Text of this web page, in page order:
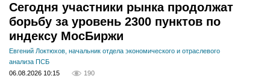
Сегодня участники рынка продолжат
борьбу за уровень 2300 пунктов по
индексу МосБиржи
Евгений Локтюхов, начальник отдела экономического и отраслевого
анализа ПСБ
06.08.2026 10:15
190